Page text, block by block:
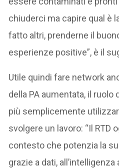
chiuderci ma capire qual è
fatto altri, prenderne il
esperienze positive”, è il
Utile quindi fare network
della PA aumentata, il ruolo
più semplicemente
svolgere un lavoro: “Il RTD
contesto che potenzia la
grazie a dati,